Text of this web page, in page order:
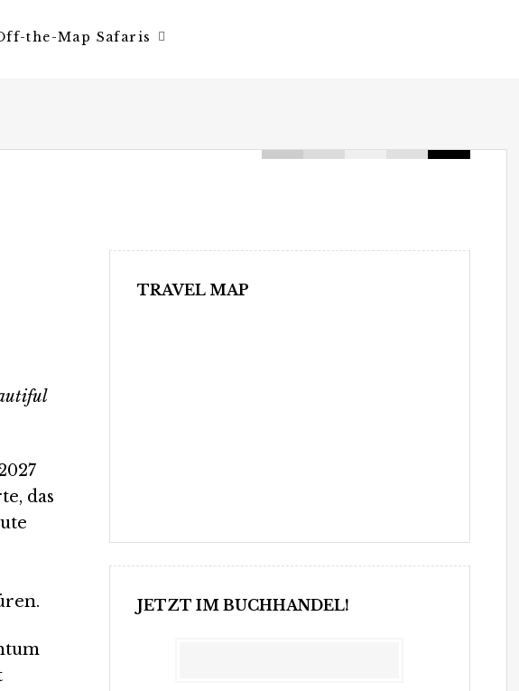
the-Map Safaris
das
TRAVEL MAP
JETZT IM BUCHHANDEL!